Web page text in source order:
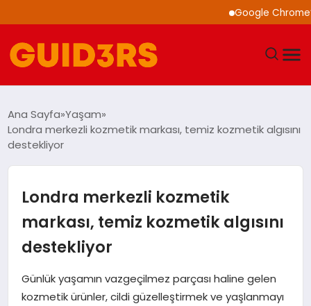
Google Chrome’a
YAŞAM
SAĞLIK
EKONOMI
Ana Sayfa Yaşam
Londra merkezli kozmetik markası, temiz kozmetik algısını
destekliyor
Londra merkezli kozmetik
markası, temiz kozmetik algısını
destekliyor
Günlük yaşamın vazgeçilmez parçası haline gelen
kozmetik ürünler, cildi güzelleştirmek ve yaşlanmayı